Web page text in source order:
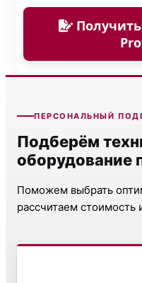
ПЕРСОНАЛЬНЫЙ
Подберём
оборудование
Поможем выбрать
рассчитаем стоимость